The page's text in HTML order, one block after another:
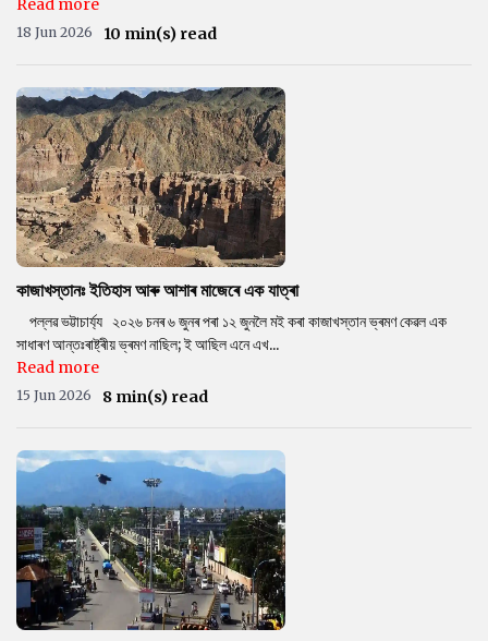
Read more
18 Jun 2026 10 min(s) read
কাজাখস্তানঃ ইতিহাস আৰু আশাৰ মাজেৰে এক যাত্ৰা
পল্লৱ ভট্টাচাৰ্য্য ২০২৬ চনৰ ৬ জুনৰ পৰা ১২ জুনলৈ মই কৰা কাজাখস্তান ভ্ৰমণ কেৱল এক
সাধাৰণ আন্তঃৰাষ্ট্ৰীয় ভ্ৰমণ নাছিল; ই আছিল এনে এখ...
Read more
15 Jun 2026 8 min(s) read